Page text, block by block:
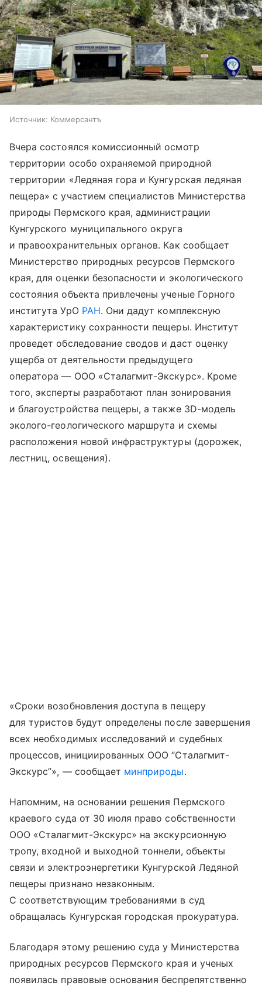
Источник: Коммерсантъ
Вчера состоялся комиссионный осмотр
территории особо охраняемой природной
территории «Ледяная гора и Кунгурская ледяная
пещера» с участием специалистов Министерства
природы Пермского края, администрации
Кунгурского муниципального округа
и правоохранительных органов. Как сообщает
Министерство природных ресурсов Пермского
края, для оценки безопасности и экологического
состояния объекта привлечены ученые Горного
института УрО РАН. Они дадут комплексную
характеристику сохранности пещеры. Институт
проведет обследование сводов и даст оценку
ущерба от деятельности предыдущего
оператора — ООО «Сталагмит-Экскурс». Кроме
того, эксперты разработают план зонирования
и благоустройства пещеры, а также 3D-модель
эколого-геологического маршрута и схемы
расположения новой инфраструктуры (дорожек,
лестниц, освещения).
«Сроки возобновления доступа в пещеру
для туристов будут определены после завершения
всех необходимых исследований и судебных
процессов, инициированных ООО “Сталагмит-
Экскурс”», — сообщает минприроды.
Напомним, на основании решения Пермского
краевого суда от 30 июля право собственности
ООО «Сталагмит-Экскурс» на экскурсионную
тропу, входной и выходной тоннели, объекты
связи и электроэнергетики Кунгурской Ледяной
пещеры признано незаконным.
С соответствующим требованиями в суд
обращалась Кунгурская городская прокуратура.
Благодаря этому решению суда у Министерства
природных ресурсов Пермского края и ученых
появилась правовые основания беспрепятственно